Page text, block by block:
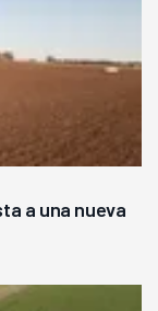
a una nueva